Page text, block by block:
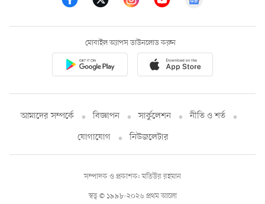
মোবাইল অ্যাপস ডাউনলোড করুন
আমাদের সম্পর্কে বিজ্ঞাপন সার্কুলেশন
নীতি ও শর্ত
যোগাযোগ
নিউজলেটার
স্বত্ব © ১৯৯৮-২০২৬ প্রথম আলো
সম্পাদক ও প্রকাশক: মতিউর রহমান